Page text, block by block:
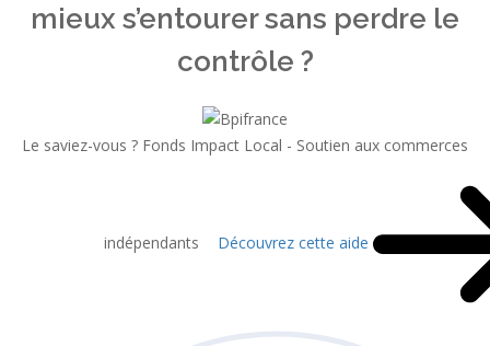
mieux s’entourer sans perdre le
contrôle ?
Le saviez-vous ? Fonds Impact Local - Soutien aux commerces
indépendants Découvrez cette aide